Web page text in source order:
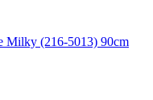
Milky (216-5013) 90cm